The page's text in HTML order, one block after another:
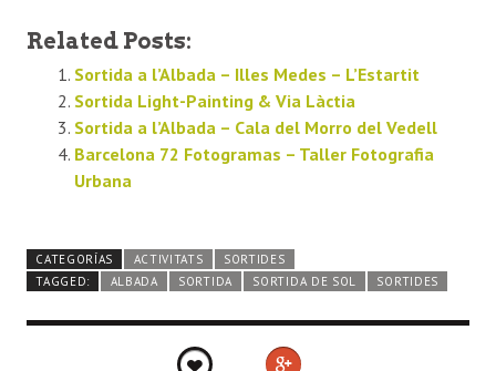
Related Posts:
Sortida a l’Albada – Illes Medes – L’Estartit
Sortida Light-Painting & Via Làctia
Sortida a l’Albada – Cala del Morro del Vedell
Barcelona 72 Fotogramas – Taller Fotografia
Urbana
CATEGORÍAS ACTIVITATS
SORTIDES
TAGGED:
ALBADA SORTIDA SORTIDA DE SOL SORTIDES